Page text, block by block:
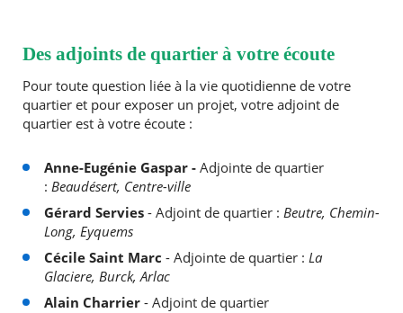
Des adjoints de quartier à votre écoute
Pour toute question liée à la vie quotidienne de votre
quartier et pour exposer un projet, votre adjoint de
quartier est à votre écoute :
Anne-Eugénie Gaspar -Adjointe de quartier
: Beaudésert, Centre-ville
Gérard Servies- Adjoint de quartier : Beutre, Chemin-
Long, Eyquems
Cécile Saint Marc - Adjointe de quartier : La
Glaciere, Burck, Arlac
Alain Charrier- Adjoint de quartier